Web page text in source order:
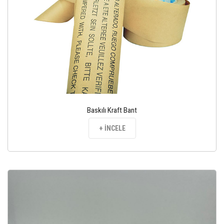
Baskılı Kraft Bant
+ İNCELE